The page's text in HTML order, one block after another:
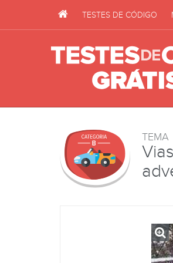
TESTES DE CÓDIGO
TEMA